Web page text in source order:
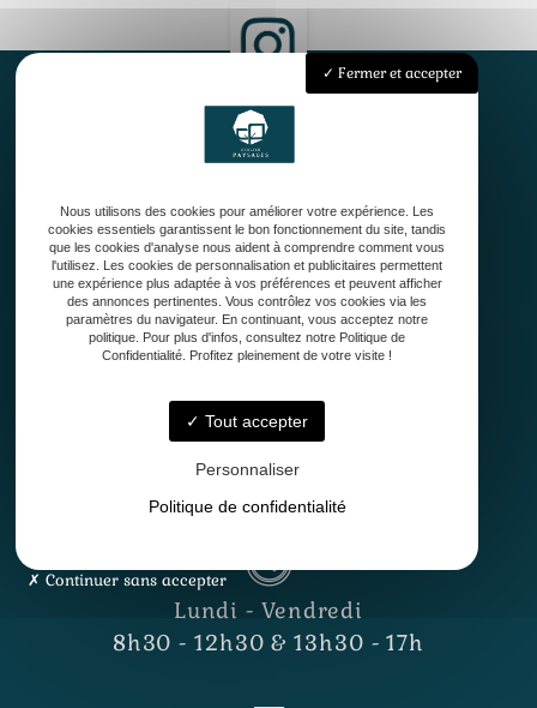
Accueil
Conception
Création
Entretien de jardin
Contact
33127 Saint-Jean-d'Illac
Lundi - Vendredi
8h30 - 12h30 & 13h30 - 17h
Fermer et accepter
Nous utilisons des cookies pour améliorer votre expérience. Les
cookies essentiels garantissent le bon fonctionnement du site, tandis
que les cookies d'analyse nous aident à comprendre comment vous
l'utilisez. Les cookies de personnalisation et publicitaires permettent
une expérience plus adaptée à vos préférences et peuvent afficher
des annonces pertinentes. Vous contrôlez vos cookies via les
paramètres du navigateur. En continuant, vous acceptez notre
politique. Pour plus d'infos, consultez notre Politique de
Confidentialité. Profitez pleinement de votre visite !
Tout accepter
Personnaliser
Politique de confidentialité
Continuer sans accepter